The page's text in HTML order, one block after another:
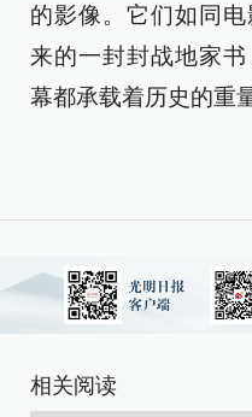
的影像。它们如同
来的一封封战地家
幕都承载着历史的重
相关阅读